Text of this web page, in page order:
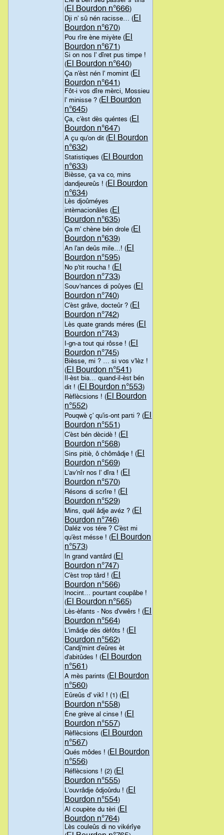
(El Bourdon n°666)
Dji n' sû nén racisse… (El
Bourdon n°670)
Pou rîre ène miyète (El
Bourdon n°671)
Si on nos l' dîret pus timpe !
(El Bourdon n°640)
Ça n'èst nén l' momint (El
Bourdon n°641)
Fôt-i vos dîre mèrci, Mossieu
l' minisse ? (El Bourdon
n°645)
Ça, c'èst dès quéntes (El
Bourdon n°647)
A çu qu'on dit (El Bourdon
n°632)
Statistiques (El Bourdon
n°633)
Bièsse, ça va co, mins
dandjeureûs ! (El Bourdon
n°634)
Lès djoûrnéyes
intèrnacionâles (El
Bourdon n°635)
Ça m' chène bén drole (El
Bourdon n°639)
An l'an deûs mile…! (El
Bourdon n°595)
No p'tit roucha ! (El
Bourdon n°733)
Souv'nances di poûyes (El
Bourdon n°740)
C'èst grâve, docteûr ? (El
Bourdon n°742)
Lès quate grands méres (El
Bourdon n°743)
I-gn-a tout qui rôsse ! (El
Bourdon n°745)
Bièsse, mi ? … si vos v'lèz !
(El Bourdon n°541)
Il-èst bia… quand-il-èst bén
dit ! (El Bourdon n°553)
Rèflècsions ! (El Bourdon
n°552)
Pouqwè ç' qu'is-ont parti ? (El
Bourdon n°551)
C'èst bén dècidè ! (El
Bourdon n°568)
Sins pitiè, ô chômâdje ! (El
Bourdon n°569)
L'av'nîr nos l' dîra ! (El
Bourdon n°570)
Résons di scrîre ! (El
Bourdon n°529)
Mins, quél âdje avéz ? (El
Bourdon n°746)
Daléz vos tére ? C'èst mi
qu'èst mésse ! (El Bourdon
n°573)
In grand vantârd (El
Bourdon n°747)
C'èst trop târd ! (El
Bourdon n°566)
Inocint… pourtant coupâbe !
(El Bourdon n°565)
Lès-èfants - Nos d'vwêrs ! (El
Bourdon n°564)
L'imâdje dès dèfôts ! (El
Bourdon n°562)
Candj'mint d'eûres èt
d'abitûdes ! (El Bourdon
n°561)
A mès parints (El Bourdon
n°560)
Eûreûs d' vikî ! (1) (El
Bourdon n°558)
Ène grève al cinse ! (El
Bourdon n°557)
Rèflècsions (El Bourdon
n°567)
Qués môdes ! (El Bourdon
n°556)
Réflècsions ! (2) (El
Bourdon n°555)
L'ouvrâdje ôdjoûrdu ! (El
Bourdon n°554)
Al coupète du tèri (El
Bourdon n°764)
Lès couleûs di no vikérîye